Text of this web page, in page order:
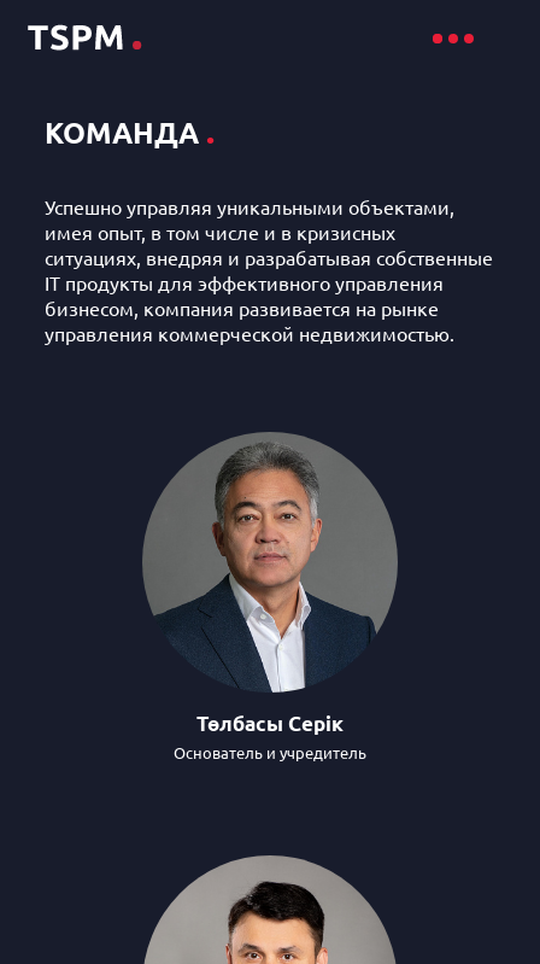
КОМАНДА .
Успешно управляя уникальными объектами,
имея опыт, в том числе и в кризисных
ситуациях, внедряя и разрабатывая собственные
IT продукты для эффективного управления
бизнесом, компания развивается на рынке
управления коммерческой недвижимостью.
Төлбасы Серік
Основатель и учредитель